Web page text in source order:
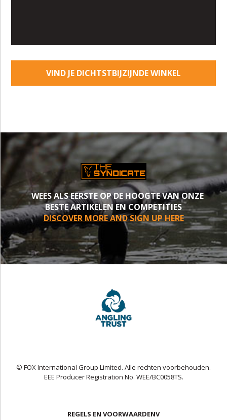
VIND JE DICHTSTBIJZIJNDE WINKEL
WEES ALS EERSTE OP DE HOOGTE VAN ONZE
BESTE ARTIKELEN EN COMPETITIES
DISCOVER MORE AND SIGN UP HERE
© FOX International Group Limited. Alle rechten voorbehouden.
EEE Producer Registration No. WEE/BC0058TS.
REGELS EN VOORWAARDENV